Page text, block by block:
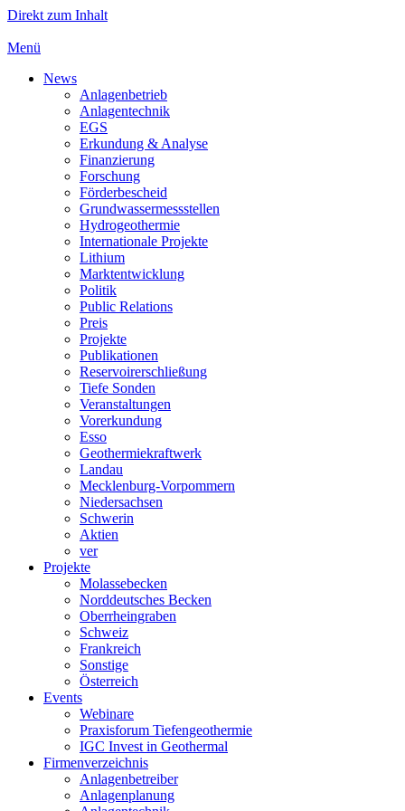
Direkt zum Inhalt
Menü
News
Anlagenbetrieb
Anlagentechnik
EGS
Erkundung & Analyse
Finanzierung
Forschung
Förderbescheid
Grundwassermessstellen
Hydrogeothermie
Internationale Projekte
Lithium
Marktentwicklung
Politik
Public Relations
Preis
Projekte
Publikationen
Reservoirerschließung
Tiefe Sonden
Veranstaltungen
Vorerkundung
Esso
Geothermiekraftwerk
Landau
Mecklenburg-Vorpommern
Niedersachsen
Schwerin
Aktien
ver
Projekte
Molassebecken
Norddeutsches Becken
Oberrheingraben
Schweiz
Frankreich
Sonstige
Österreich
Events
Webinare
Praxisforum Tiefengeothermie
IGC Invest in Geothermal
Firmenverzeichnis
Anlagenbetreiber
Anlagenplanung